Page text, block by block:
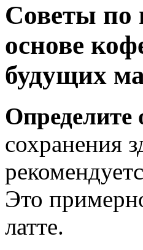
Советы по
основе
будущих
сохранения
Это
латте.